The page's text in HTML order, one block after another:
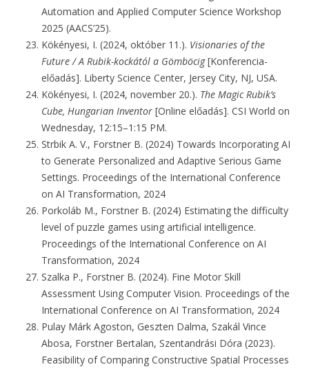
Automation and Applied Computer Science Workshop
2025 (AACS’25).
Kökényesi, I. (2024, október 11.). Visionaries of the
Future / A Rubik-kockától a Gömböcig[Konferencia-
előadás]. Liberty Science Center, Jersey City, NJ, USA.
Kökényesi, I. (2024, november 20.). The Magic Rubik’s
Cube, Hungarian Inventor [Online előadás]. CSI World on
Wednesday, 12:15–1:15 PM.
Strbik A. V., Forstner B. (2024) Towards Incorporating AI
to Generate Personalized and Adaptive Serious Game
Settings. Proceedings of the International Conference
on AI Transformation, 2024
Porkoláb M., Forstner B. (2024) Estimating the difficulty
level of puzzle games using artificial intelligence.
Proceedings of the International Conference on AI
Transformation, 2024
Szalka P., Forstner B. (2024). Fine Motor Skill
Assessment Using Computer Vision. Proceedings of the
International Conference on AI Transformation, 2024
Pulay Márk Agoston, Geszten Dalma, Szakál Vince
Abosa, Forstner Bertalan, Szentandrási Dóra (2023).
Feasibility of Comparing Constructive Spatial Processes